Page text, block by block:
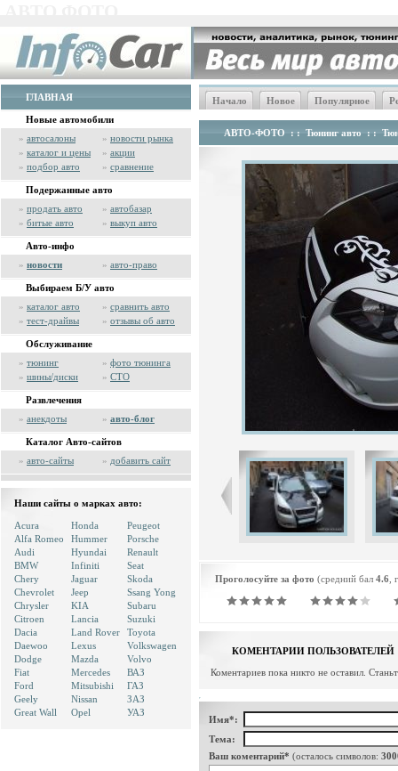
ГЛАВНАЯ
Новые автомобили
» автосалоны » новости рынка
» каталог и цены » акции
» подбор авто » сравнение
Подержанные авто
» продать авто » автобазар
» битые авто » выкуп авто
Авто-инфо
» новости » авто-право
Выбираем Б/У авто
» каталог авто » сравнить авто
» тест-драйвы » отзывы об авто
Обслуживание
» тюнинг » фото тюнинга
» шины/диски » СТО
Развлечения
» анекдоты » авто-блог
Каталог Авто-сайтов
» авто-сайты » добавить сайт
Наши сайты о марках авто:
Acura
Alfa Romeo
Audi
BMW
Chery
Chevrolet
Chrysler
Citroen
Dacia
Daewoo
Dodge
Fiat
Ford
Geely
Great Wall
Honda
Hummer
Hyundai
Infiniti
Jaguar
Jeep
KIA
Lancia
Land Rover
Lexus
Mazda
Mercedes
Mitsubishi
Nissan
Opel
Peugeot
Porsche
Renault
Seat
Skoda
Ssang Yong
Subaru
Suzuki
Toyota
Volkswagen
Volvo
ВАЗ
ГАЗ
ЗАЗ
УАЗ
Начало Новое Популярное
АВТО-ФОТО : : Тюнинг авто : :
Проголосуйте за фото (средний бал 4.6
КОМЕНТАРИИ ПОЛЬЗОВАТЕЛЕЙ
Коментариев пока никто не оставил.
Имя*:
Тема:
Ваш коментарий* (осталось символов: